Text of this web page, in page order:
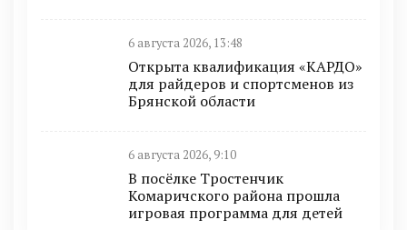
6 августа 2026, 13:48
Открыта квалификация «КАРДО»
для райдеров и спортсменов из
Брянской области
6 августа 2026, 9:10
В посёлке Тростенчик
Комаричского района прошла
игровая программа для детей